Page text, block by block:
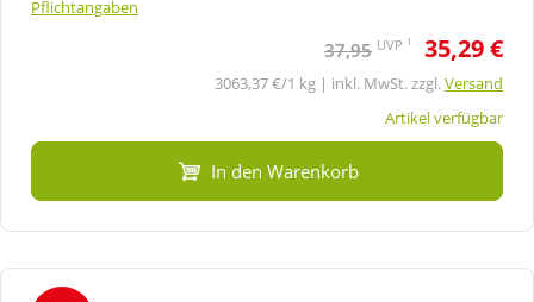
Pflichtangaben
37,95 UVP 1 35,29 €
3063,37 €/1 kg | inkl. MwSt. zzgl.Versand
Artikel verfügbar
In den Warenkorb